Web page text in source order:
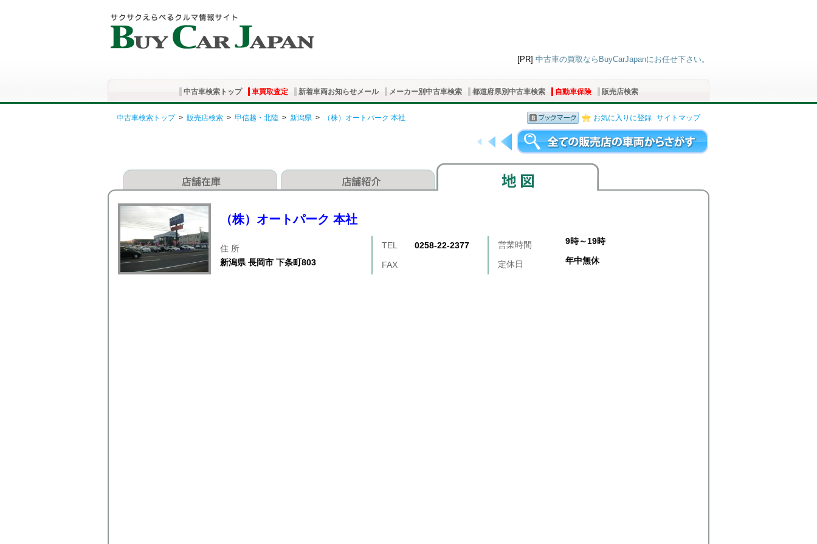
[PR] 中古車の買取ならBuyCarJapanにお任せ下さい。
中古車検索トップ 車買取査定 新着車両お知らせメール メーカー別中古車検索 都道府県別中古車検索 自動車保険 販売店検索
お気に入りに登録 サイトマップ
中古車検索トップ> 販売店検索 > 甲信越・北陸 > 新潟県 > （株）オートパーク 本社
（株）オートパーク 本社
住 所
新潟県 長岡市 下条町803
TEL 0258-22-2377 営業時間 9時～19時
FAX 定休日 年中無休